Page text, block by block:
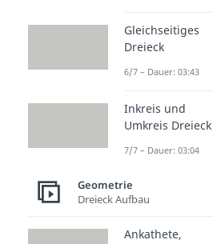
52= 25
Nach dem
Terme positiv
Vorzeichen
spielt also
Schritt 5 —
Wurzel
Gleichseitiges
Dreieck
6/7 – Dauer: 03:43
Inkreis und
Umkreis Dreieck
7/7 – Dauer: 03:04
Geometrie
Dreieck Aufbau
Ankathete,